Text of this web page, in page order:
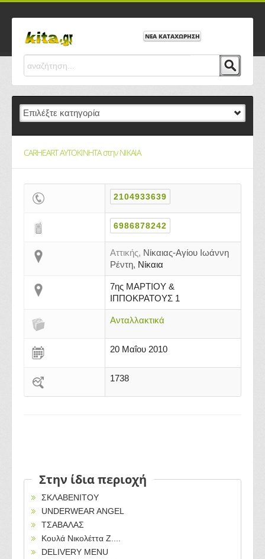
ΝΕΑ ΚΑΤΑΧΩΡΗΣΗ
CARHEART ΑΥΤΟΚΙΝΗΤΑ στην ΝΙΚΑΙΑ
2104933639
6986878242
Αττικής, Νίκαιας-Αγίου Ιωάννη
Ρέντη, Νίκαια
7ης ΜΑΡΤΙΟΥ &
ΙΠΠΟΚΡΑΤΟΥΣ 1
Ανταλλακτικά
20 Μαΐου 2010
1738
Στην ίδια περιοχή
ΣΚΛΑΒΕΝΙΤΟΥ
UNDERWEAR ANGEL
ΤΣΑΒΑΛΑΣ
Κουλά Νικολέττα Ζ....
DELIVERY MENU